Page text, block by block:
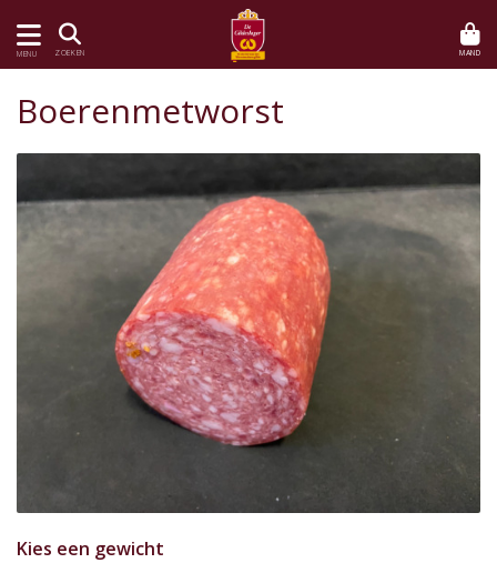
MENU ZOEKEN MAND
Boerenmetworst
Kies een gewicht